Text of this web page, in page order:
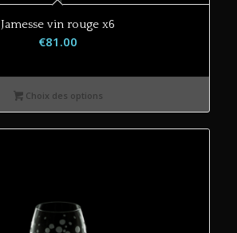
Jamesse vin rouge x6
€81.00
Choix des options